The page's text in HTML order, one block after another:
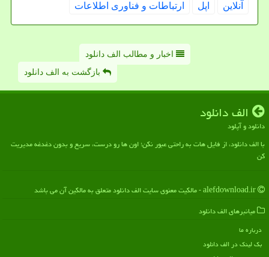
آنلاین
اپل ارتباطات و فناوری اطلاعات
اخبار و مطالب الف دانلود
بازگشت به الف دانلود
الف دانلود
دانلود و آپلود
با الف دانلود، از فایل هات به راحتی عبور نکن؛ اون ها رو درست، سریع و بدون دغدغه مدیریت
کن
میانبرهای الف دانلود
درباره ما
بک لینک در الف دانلود